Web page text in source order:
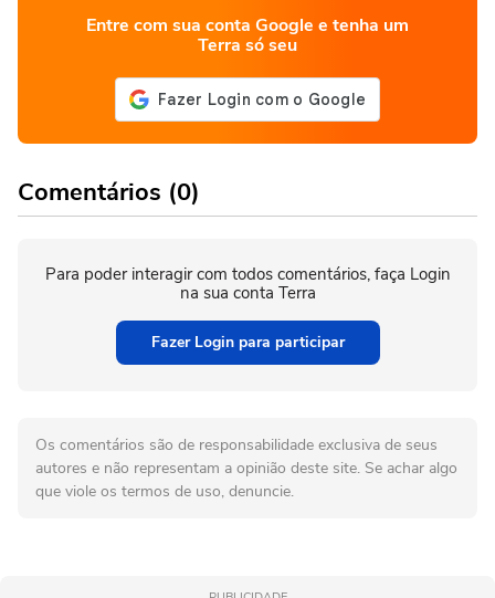
Entre com sua conta Google e tenha um
Terra só seu
Comentários (0)
Para poder interagir com todos comentários, faça Login
na sua conta Terra
Fazer Login para participar
Os comentários são de responsabilidade exclusiva de seus
autores e não representam a opinião deste site. Se achar algo
que viole os termos de uso, denuncie.